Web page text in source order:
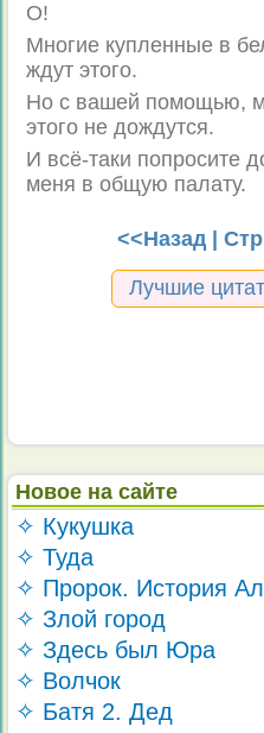
О!
Многие купленные в
ждут этого.
Но с вашей помощью,
этого не дождутся.
И всё-таки попросите
меня в общую палату.
<<Назад |
Лучшие
Новое на сайте
✧ Кукушка
✧ Туда
✧ Пророк. История
✧ Злой город
✧ Здесь был Юра
✧ Волчок
✧ Батя 2. Дед